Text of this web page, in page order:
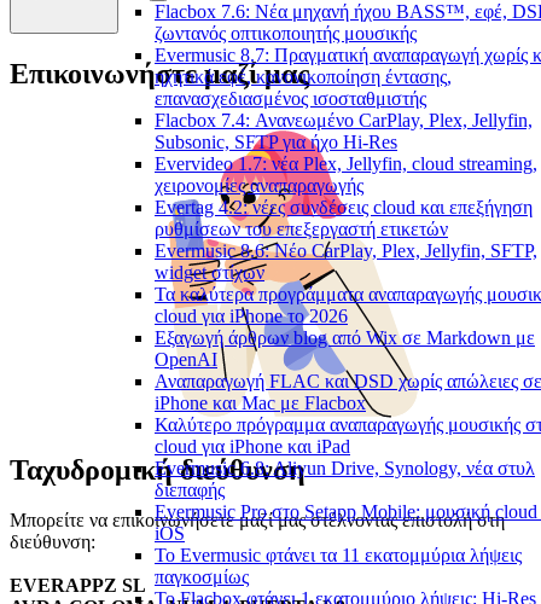
Flacbox 7.6: Νέα μηχανή ήχου BASS™, εφέ,
ζωντανός οπτικοποιητής μουσικής
Evermusic 8.7: Πραγματική αναπαραγωγή χωρίς
ηχητικά εφέ, κανονικοποίηση έντασης,
επανασχεδιασμένος ισοσταθμιστής
Flacbox 7.4: Ανανεωμένο CarPlay, Plex, Jellyfin,
Subsonic, SFTP για ήχο Hi-Res
Evervideo 1.7: νέα Plex, Jellyfin, cloud streaming,
χειρονομίες αναπαραγωγής
Evertag 4.2: νέες συνδέσεις cloud και επεξήγηση
ρυθμίσεων του επεξεργαστή ετικετών
Evermusic 8.6: Νέο CarPlay, Plex, Jellyfin, SFTP,
widget στίχων
Τα καλύτερα προγράμματα αναπαραγωγής
cloud για iPhone το 2026
Εξαγωγή άρθρων blog από Wix σε Markdown με
OpenAI
Αναπαραγωγή FLAC και DSD χωρίς απώλειες σε
iPhone και Mac με Flacbox
Καλύτερο πρόγραμμα αναπαραγωγής μουσικής
cloud για iPhone και iPad
Evermusic 6.8: Aliyun Drive, Synology, νέα στυλ
διεπαφής
Evermusic Pro στο Setapp Mobile: μουσική cloud
iOS
Το Evermusic φτάνει τα 11 εκατομμύρια λήψεις
παγκοσμίως
Το Flacbox φτάνει 1 εκατομμύριο λήψεις: Hi-Res
Επικοινωνήστε μαζί μας
Ταχυδρομική διεύθυνση
Μπορείτε να επικοινωνήσετε μαζί μας στέλνοντας επιστολή στη
διεύθυνση:
EVERAPPZ SL